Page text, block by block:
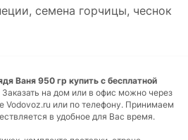
семена горчицы, чеснок
Ваня 950 гр купить с бесплатной
Заказать на дом или в офис можно через
Vodovoz.ru или по телефону. Принимаем
в удобное для Вас время.